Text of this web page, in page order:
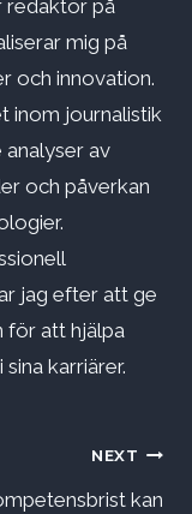
redaktör på
mig på
och innovation.
inom journalistik
av
och påverkan
jag efter att ge
för att hjälpa
karriärer.
NEXT
kan